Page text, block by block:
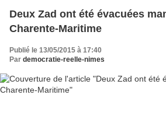
Deux Zad ont été évacuées
Charente-Maritime
Publié le 13/05/2015 à 17:40
Par democratie-reelle-nimes